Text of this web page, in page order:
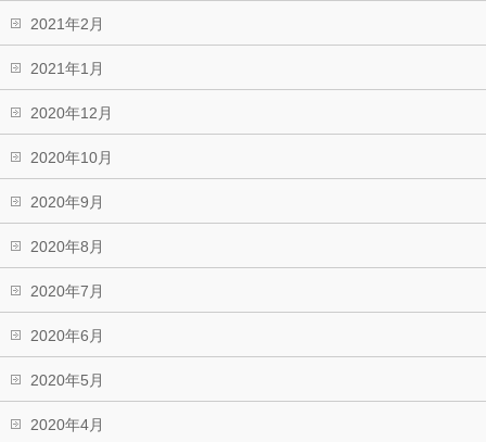
2021年2月
2021年1月
2020年12月
2020年10月
2020年9月
2020年8月
2020年7月
2020年6月
2020年5月
2020年4月